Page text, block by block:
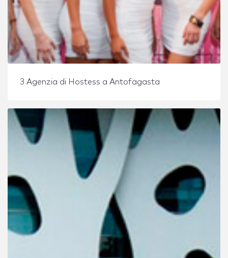
3 Agenzia di Hostess a Antofagasta